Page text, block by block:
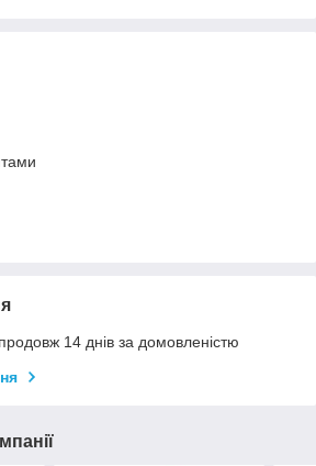
14 днів за домовленістю